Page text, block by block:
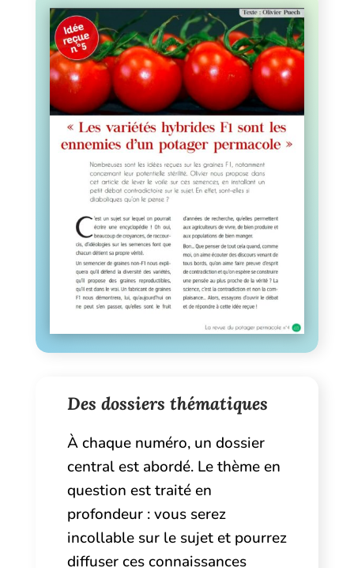
Des dossiers thématiques
À chaque numéro, un dossier
central est abordé. Le thème en
question est traité en
profondeur : vous serez
incollable sur le sujet et pourrez
diffuser ces connaissances